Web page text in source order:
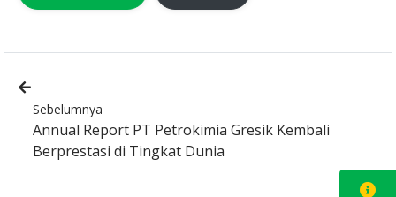
Sebelumnya
Annual Report PT Petrokimia Gresik Kembali
Berprestasi di Tingkat Dunia